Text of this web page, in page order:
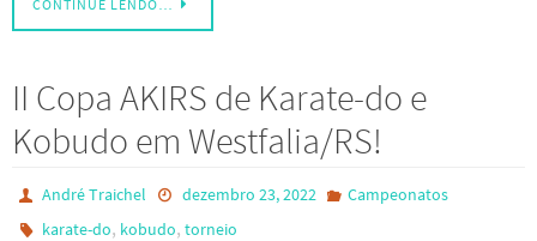
CONTINUE LENDO…
II Copa AKIRS de Karate-do e
Kobudo em Westfalia/RS!
André Traichel dezembro 23, 2022
Campeonatos
karate-do, kobudo,torneio